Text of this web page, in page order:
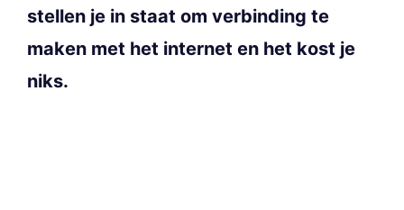
stellen je in staat om verbinding te
maken met het internet en het kost je
niks.